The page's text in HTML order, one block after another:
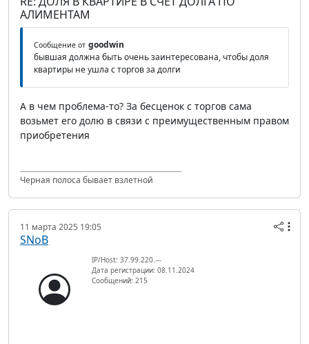
АЛИМЕНТАМ
Сообщение от goodwin
бывшая должна быть очень заинтересована, чтобы доля
квартиры не ушла с торгов за долги
А в чем проблема-то? За бесценок с торгов сама
возьмет его долю в связи с преимущественным правом
приобретения
Черная полоса бывает взлетной
11 марта 2025 19:05
SNoB
IP/Host: 37.99.220.---
Дата регистрации: 08.11.2024
Сообщений: 215